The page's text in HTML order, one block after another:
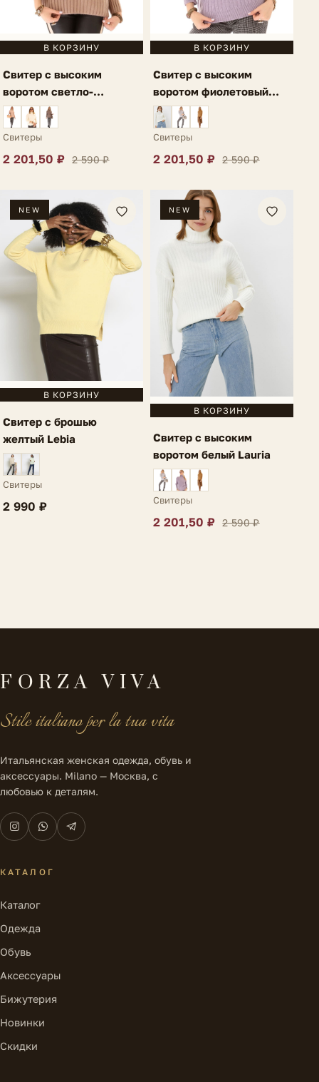
В КОРЗИНУ
Свитер с высоким
воротом светло-
коричневый Ria
Свитеры
2 201,50 ₽ 2 590 ₽
В КОРЗИНУ
Свитер с высоким
воротом фиолетовый
Lauria
Свитеры
2 201,50 ₽ 2 590 ₽
NEW
В КОРЗИНУ
Свитер с брошью
желтый Lebia
Свитеры
2 990 ₽
NEW
В КОРЗИНУ
Свитер с высоким
воротом белый Lauria
Свитеры
2 201,50 ₽ 2 590 ₽
FORZA VIVA
Stile italiano per la tua vita
Итальянская женская одежда, обувь и
аксессуары. Milano — Москва, с
любовью к деталям.
КАТАЛОГ
Каталог
Одежда
Обувь
Аксессуары
Бижутерия
Новинки
Скидки